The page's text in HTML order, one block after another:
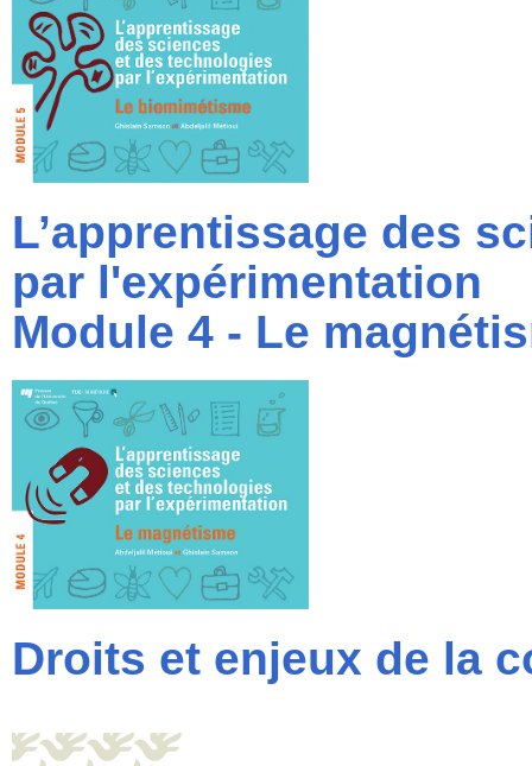
L’apprentissage des
par l'expérimentation
Module 4 - Le
Droits et enjeux de la